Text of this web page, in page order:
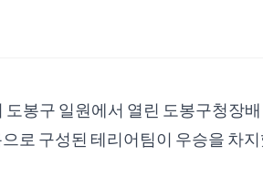
봉구 일원에서 열린 도봉구청장배
로 구성된 테리어팀이 우승을 차